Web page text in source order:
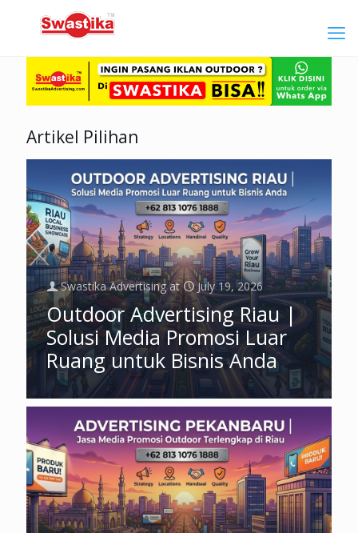
Artikel Pilihan
Swastika Advertising at July 19, 2026
Outdoor Advertising Riau |
Solusi Media Promosi Luar
Ruang untuk Bisnis Anda